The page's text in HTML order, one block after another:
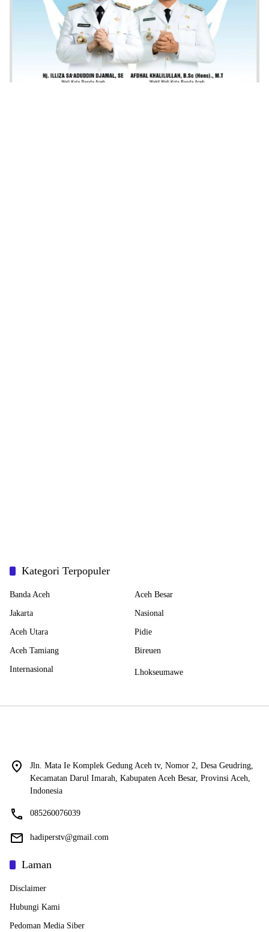
Kategori Terpopuler
Banda Aceh Aceh Besar
Jakarta Nasional
Aceh Utara Pidie
Aceh Tamiang Bireuen
Internasional Lhokseumawe
Jln. Mata Ie Komplek Gedung Aceh tv, Nomor 2, Desa Geudring,
Kecamatan Darul Imarah, Kabupaten Aceh Besar, Provinsi Aceh,
Indonesia
085260076039
hadiperstv@gmail.com
Laman
Disclaimer
Hubungi Kami
Pedoman Media Siber